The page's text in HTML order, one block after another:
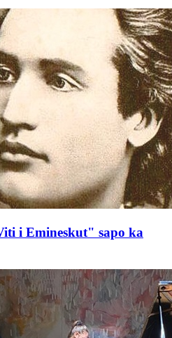
i Emineskut" sapo ka